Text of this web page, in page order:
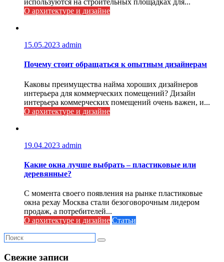
используются на строительных площадках для...
О архитектуре и дизайне
15.05.2023 admin
Почему стоит обращаться к опытным дизайнерам
Каковы преимущества найма хороших дизайнеров
интерьера для коммерческих помещений? Дизайн
интерьера коммерческих помещений очень важен, и...
О архитектуре и дизайне
19.04.2023 admin
Какие окна лучше выбрать – пластиковые или
деревянные?
С момента своего появления на рынке пластиковые
окна рехау Москва стали безоговорочным лидером
продаж, а потребителей...
О архитектуре и дизайне Статьи
Свежие записи